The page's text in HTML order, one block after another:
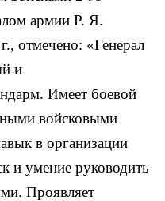
армии Р. Я.
отмечено: «Генерал
и
Имеет боевой
войсковыми
в организации
и умение руководить
Проявляет